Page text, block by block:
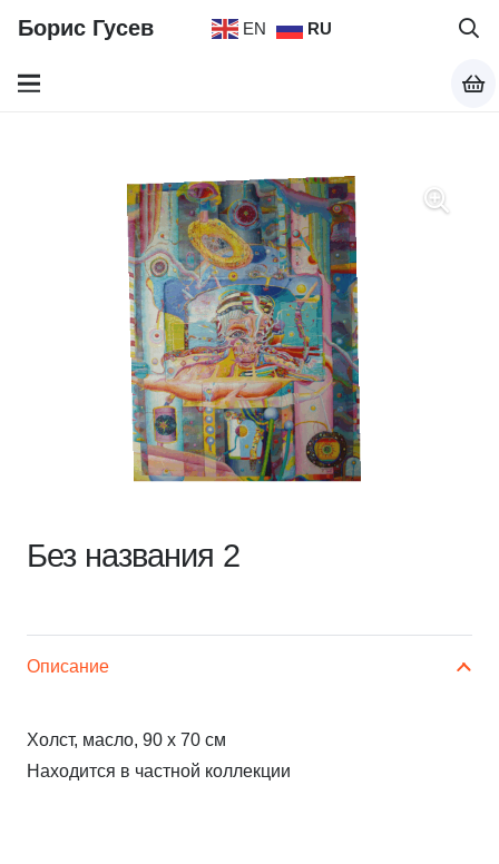
Борис Гусев EN RU
Без названия 2
Описание
Холст, масло, 90 х 70 см
Находится в частной коллекции